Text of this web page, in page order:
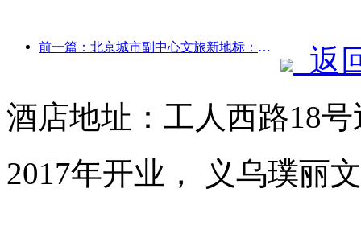
前一篇：北京城市副中心文旅新地标：顶点公园将于今年正式亮相
返
酒店地址：工人西路18
2017年开业， 义乌璞